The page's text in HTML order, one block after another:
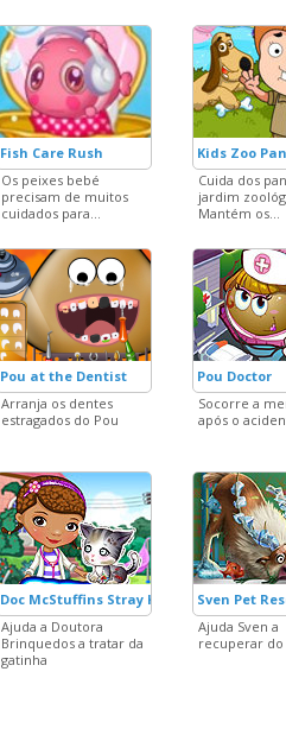
Fish Care Rush
Os peixes bebé
precisam de muitos
cuidados para...
Kids Zoo
Cuida dos
jardim
Mantém os...
Pou at the Dentist
Arranja os dentes
estragados do Pou
Pou Doctor
Socorre a
após o
Doc McStuffins Stray Kitten Care
Ajuda a Doutora
Brinquedos a tratar da
gatinha
Sven Pet
Ajuda Sven a
recuperar